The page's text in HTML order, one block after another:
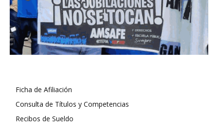
Ficha de Afiliación
Consulta de Títulos y Competencias
Recibos de Sueldo